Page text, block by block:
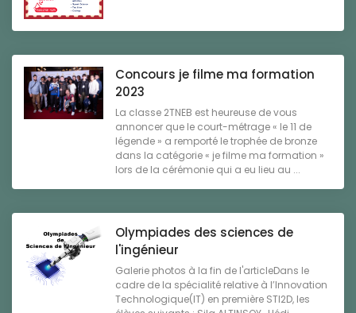
Concours je filme ma formation
2023
La classe 2TNEB est heureuse de vous
annoncer que le court-métrage « le 11 de
légende » a remporté le trophée de bronze
dans la catégorie « je filme ma formation »
lors de la cérémonie qui a eu lieu au ...
Olympiades des sciences de
l'ingénieur
Galerie photos à la fin de l'articleDans le
cadre de la spécialité relative à l’Innovation
Technologique(IT) en première STI2D, les